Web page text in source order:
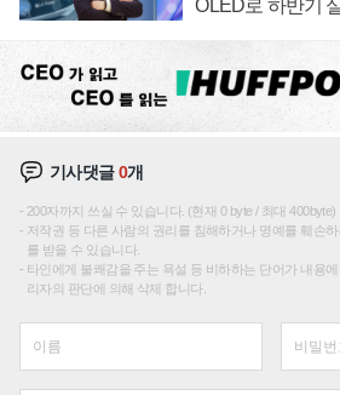
OLED로 하반기
기사댓글0개
200자까지 쓰실 수 있습니다. (현재 0 byte / 최대 400byte)
저작권 등 다른 사람의 권리를 침해하거나 명예를 훼손
를 받을 수 있습니다.
타인에게 불쾌감을 주는 욕설 등 비하하는 단어가 내용
리자의 판단에 의해 삭제 합니다.